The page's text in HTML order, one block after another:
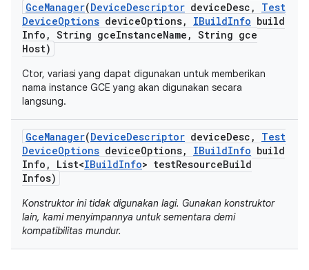
GceManager(DeviceDescriptor deviceDesc ,
Test
DeviceOptions deviceOptions, IBuildInfo build
Info , String gceInstanceName , String gce
Host)
Ctor, variasi yang dapat digunakan untuk memberikan
nama instance GCE yang akan digunakan secara
langsung.
GceManager(DeviceDescriptor deviceDesc ,
Test
DeviceOptions deviceOptions, IBuildInfo build
Info , List<IBuildInfo> testResourceBuild
Infos)
Konstruktor ini tidak digunakan lagi. Gunakan konstruktor
lain, kami menyimpannya untuk sementara demi
kompatibilitas mundur.